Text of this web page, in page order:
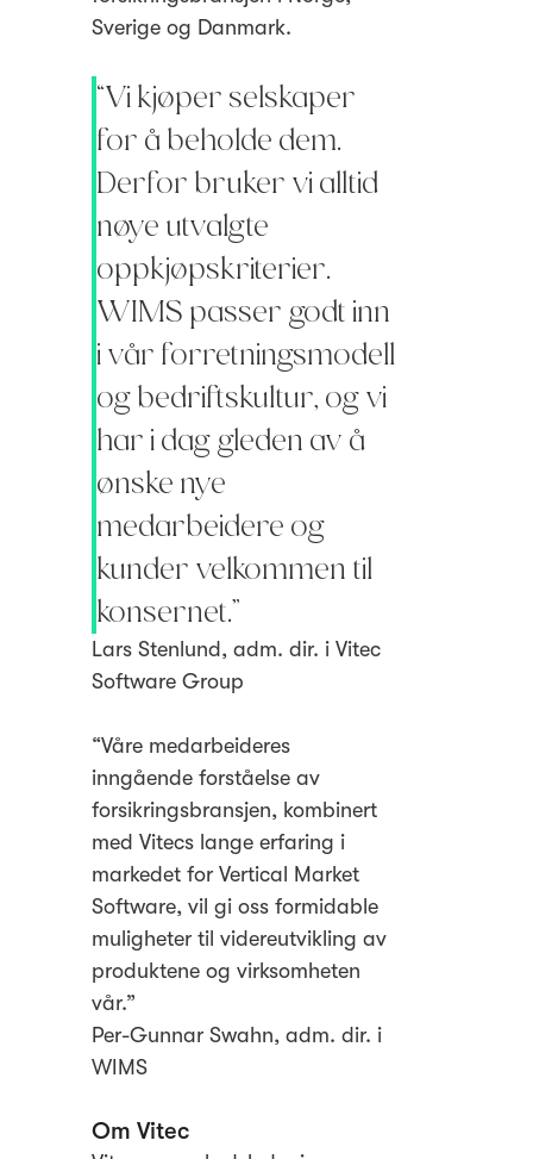
Sverige og Danmark.
“Vi kjøper selskaper
for å beholde dem.
Derfor bruker vi alltid
nøye utvalgte
oppkjøpskriterier.
WIMS passer godt inn
i vår forretningsmodell
og bedriftskultur, og vi
har i dag gleden av å
ønske nye
medarbeidere og
kunder velkommen til
konsernet.”
Lars Stenlund, adm. dir. i Vitec
Software Group
“Våre medarbeideres
inngående forståelse av
forsikringsbransjen, kombinert
med Vitecs lange erfaring i
markedet for Vertical Market
Software, vil gi oss formidable
muligheter til videreutvikling av
produktene og virksomheten
vår.”
Per-Gunnar Swahn, adm. dir. i
WIMS
Om Vitec